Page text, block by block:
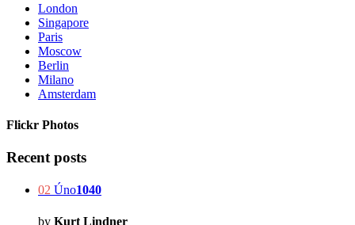
London
Singapore
Paris
Moscow
Berlin
Milano
Amsterdam
Flickr Photos
Recent posts
02 Úno1040
by Kurt Lindner